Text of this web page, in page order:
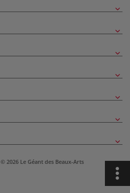
© 2026 Le Géant des Beaux-Arts